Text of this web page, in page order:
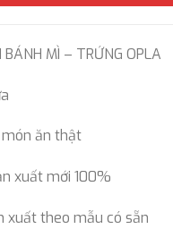
BÁNH MÌ – TRỨNG OPLA
món ăn thật
xuất mới 100%
xuất theo mẫu có sẵn